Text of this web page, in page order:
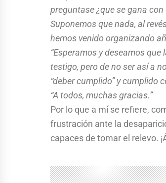
preguntase ¿que se gana
Suponemos que nada, al
hemos venido organizando
“Esperamos y deseamos
testigo, pero de no ser así a
“deber cumplido” y cumplido
“A todos, muchas gracias.”
Por lo que a mí se refiere,
frustración ante la
capaces de tomar el relevo.